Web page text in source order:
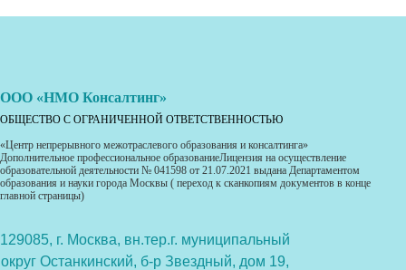
ООО «НМО Консалтинг»
ОБЩЕСТВО С ОГРАНИЧЕННОЙ ОТВЕТСТВЕННОСТЬЮ
«Центр непрерывного межотраслевого образования и консалтинга»
Дополнительное профессиональное образованиеЛицензия на осуществление
образовательной деятельности № 041598 от 21.07.2021 выдана Департаментом
образования и науки города Москвы ( переход к сканкопиям документов в конце
главной страницы)
129085, г. Москва, вн.тер.г. муниципальный
округ Останкинский, б-р Звездный, дом 19,